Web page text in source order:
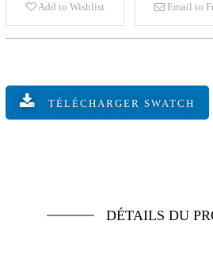
Add to Wishlist Email to
TÉLÉCHARGER SWATCH
DÉTAILS DU